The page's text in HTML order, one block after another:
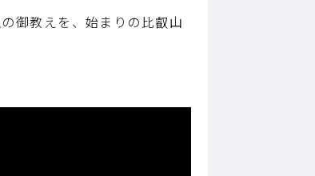
御教えを、始まりの比叡山